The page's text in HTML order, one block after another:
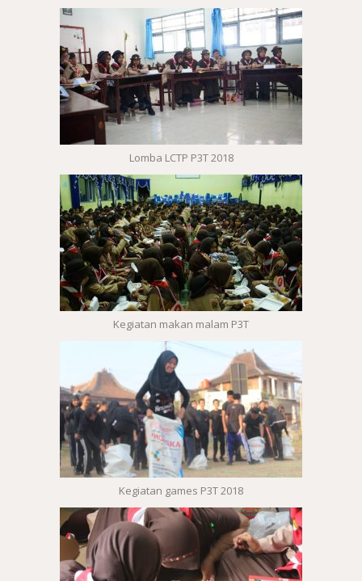
Lomba LCTP P3T 2018
Kegiatan makan malam P3T
Kegiatan games P3T 2018